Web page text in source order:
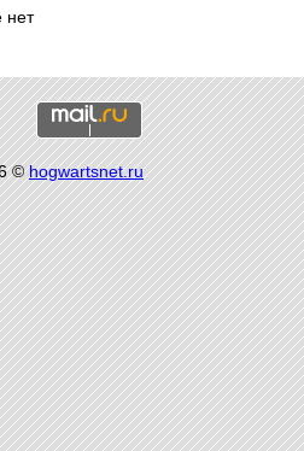
нет
©hogwartsnet.ru